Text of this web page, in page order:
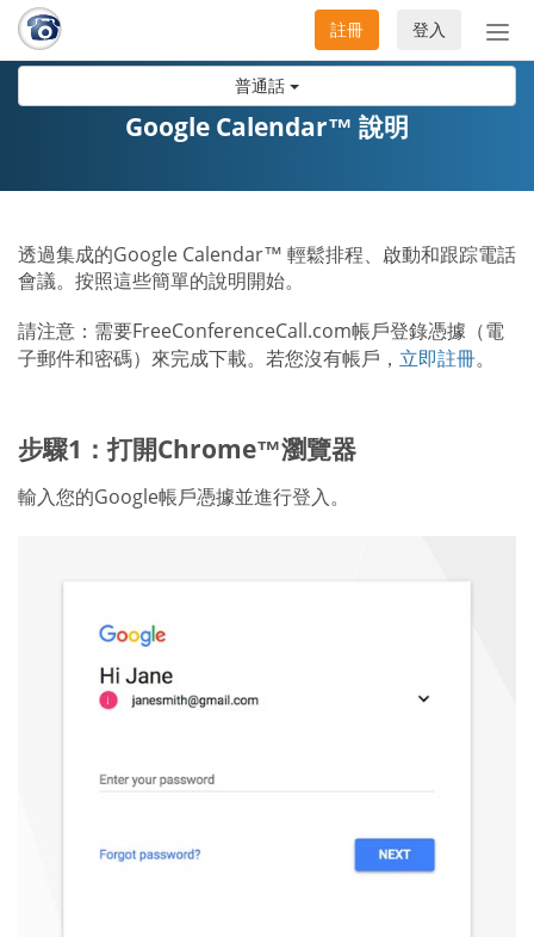
普通話
切
換
登入
註冊
Google Calendar™ 說明
透過集成的Google Calendar™ 輕鬆排程、啟動和跟踪電話
會議。按照這些簡單的說明開始。
請注意：需要FreeConferenceCall.com帳戶登錄憑據（電
子郵件和密碼）來完成下載。若您沒有帳戶， 立即註冊。
步驟1：打開Chrome™瀏覽器
輸入您的Google帳戶憑據並進行登入。